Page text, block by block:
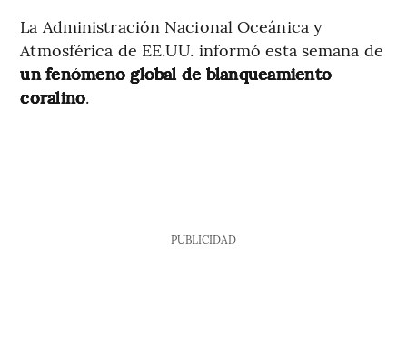
La Administración Nacional Oceánica y
Atmosférica de EE.UU. informó esta semana de
un fenómeno global de blanqueamiento
coralino.
PUBLICIDAD